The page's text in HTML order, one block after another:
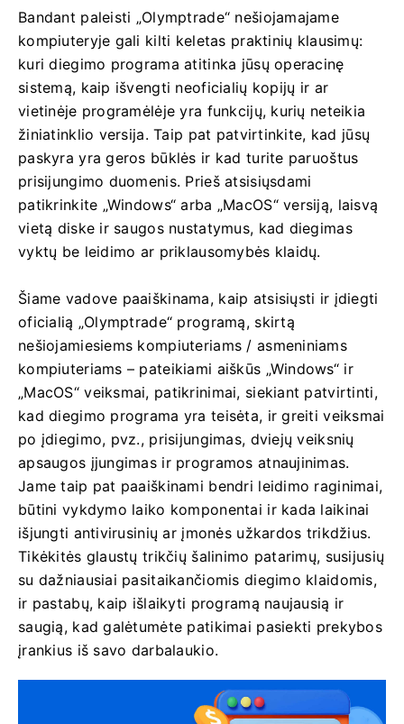
Bandant paleisti „Olymptrade“ nešiojamajame
kompiuteryje gali kilti keletas praktinių klausimų:
kuri diegimo programa atitinka jūsų operacinę
sistemą, kaip išvengti neoficialių kopijų ir ar
vietinėje programėlėje yra funkcijų, kurių neteikia
žiniatinklio versija. Taip pat patvirtinkite, kad jūsų
paskyra yra geros būklės ir kad turite paruoštus
prisijungimo duomenis. Prieš atsisiųsdami
patikrinkite „Windows“ arba „MacOS“ versiją, laisvą
vietą diske ir saugos nustatymus, kad diegimas
vyktų be leidimo ar priklausomybės klaidų.
Šiame vadove paaiškinama, kaip atsisiųsti ir įdiegti
oficialią „Olymptrade“ programą, skirtą
nešiojamiesiems kompiuteriams / asmeniniams
kompiuteriams – pateikiami aiškūs „Windows“ ir
„MacOS“ veiksmai, patikrinimai, siekiant patvirtinti,
kad diegimo programa yra teisėta, ir greiti veiksmai
po įdiegimo, pvz., prisijungimas, dviejų veiksnių
apsaugos įjungimas ir programos atnaujinimas.
Jame taip pat paaiškinami bendri leidimo raginimai,
būtini vykdymo laiko komponentai ir kada laikinai
išjungti antivirusinių ar įmonės užkardos trikdžius.
Tikėkitės glaustų trikčių šalinimo patarimų, susijusių
su dažniausiai pasitaikančiomis diegimo klaidomis,
ir pastabų, kaip išlaikyti programą naujausią ir
saugią, kad galėtumėte patikimai pasiekti prekybos
įrankius iš savo darbalaukio.